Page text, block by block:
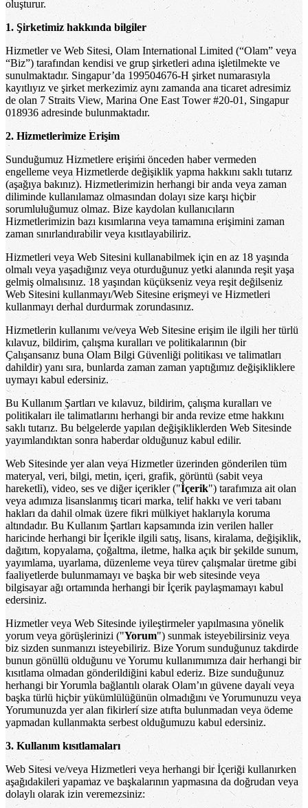
oluşturur.
1. Şirketimiz hakkında bilgiler
Hizmetler ve Web Sitesi, Olam International Limited (“Olam” veya
“Biz”) tarafından kendisi ve grup şirketleri adına işletilmekte ve
sunulmaktadır. Singapur’da 199504676-H şirket numarasıyla
kayıtlıyız ve şirket merkezimiz aynı zamanda ana ticaret adresimiz
de olan 7 Straits View, Marina One East Tower #20-01, Singapur
018936 adresinde bulunmaktadır.
2. Hizmetlerimize Erişim
Sunduğumuz Hizmetlere erişimi önceden haber vermeden
engelleme veya Hizmetlerde değişiklik yapma hakkını saklı tutarız
(aşağıya bakınız). Hizmetlerimizin herhangi bir anda veya zaman
diliminde kullanılamaz olmasından dolayı size karşı hiçbir
sorumluluğumuz olmaz. Bize kaydolan kullanıcıların
Hizmetlerimizin bazı kısımlarına veya tamamına erişimini zaman
zaman sınırlandırabilir veya kısıtlayabiliriz.
Hizmetleri veya Web Sitesini kullanabilmek için en az 18 yaşında
olmalı veya yaşadığınız veya oturduğunuz yetki alanında reşit yaşa
gelmiş olmalısınız. 18 yaşından küçükseniz veya reşit değilseniz
Web Sitesini kullanmayı/Web Sitesine erişmeyi ve Hizmetleri
kullanmayı derhal durdurmak zorundasınız.
Hizmetlerin kullanımı ve/veya Web Sitesine erişim ile ilgili her türlü
kılavuz, bildirim, çalışma kuralları ve politikalarının (bir
Çalışansanız buna Olam Bilgi Güvenliği politikası ve talimatları
dahildir) yanı sıra, bunlarda zaman zaman yaptığımız değişikliklere
uymayı kabul edersiniz.
Bu Kullanım Şartları ve kılavuz, bildirim, çalışma kuralları ve
politikaları ile talimatlarını herhangi bir anda revize etme hakkını
saklı tutarız. Bu belgelerde yapılan değişikliklerden Web Sitesinde
yayımlandıktan sonra haberdar olduğunuz kabul edilir.
Web Sitesinde yer alan veya Hizmetler üzerinden gönderilen tüm
materyal, veri, bilgi, metin, içeri, grafik, görüntü (sabit veya
hareketli), video, ses ve diğer içerikler ("İçerik") tarafımıza ait olan
veya adımıza lisanslanmış ticari marka, telif hakkı ve veri tabanı
hakları da dahil olmak üzere fikri mülkiyet haklarıyla koruma
altındadır. Bu Kullanım Şartları kapsamında izin verilen haller
haricinde herhangi bir İçerikle ilgili satış, lisans, kiralama, değişiklik,
dağıtım, kopyalama, çoğaltma, iletme, halka açık bir şekilde sunum,
yayımlama, uyarlama, düzenleme veya türev çalışmalar üretme gibi
faaliyetlerde bulunmamayı ve başka bir web sitesinde veya
bilgisayar ağı ortamında herhangi bir İçerik paylaşmamayı kabul
edersiniz.
Hizmetler veya Web Sitesinde iyileştirmeler yapılmasına yönelik
yorum veya görüşlerinizi ("Yorum") sunmak isteyebilirsiniz veya
biz sizden sunmanızı isteyebiliriz. Bize Yorum sunduğunuz takdirde
bunun gönüllü olduğunu ve Yorumu kullanımımıza dair herhangi bir
kısıtlama olmadan gönderildiğini kabul ederiz. Bize sunduğunuz
herhangi bir Yorumla bağlantılı olarak Olam’ın güvene dayalı veya
başka türlü hiçbir yükümlülüğünün olmadığını ve Yorumunuzu veya
Yorumunuzda yer alan fikirleri size atıfta bulunmadan veya ödeme
yapmadan kullanmakta serbest olduğumuzu kabul edersiniz.
3. Kullanım kısıtlamaları
Web Sitesi ve/veya Hizmetleri veya herhangi bir İçeriği kullanırken
aşağıdakileri yapamaz ve başkalarının yapmasına da doğrudan veya
dolaylı olarak izin veremezsiniz: